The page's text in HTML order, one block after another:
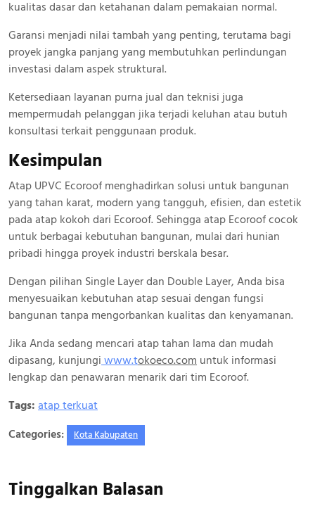
kualitas dasar dan ketahanan dalam pemakaian normal.
Garansi menjadi nilai tambah yang penting, terutama bagi
proyek jangka panjang yang membutuhkan perlindungan
investasi dalam aspek struktural.
Ketersediaan layanan purna jual dan teknisi juga
mempermudah pelanggan jika terjadi keluhan atau butuh
konsultasi terkait penggunaan produk.
Kesimpulan
Atap UPVC Ecoroof menghadirkan solusi untuk bangunan
yang tahan karat, modern yang tangguh, efisien, dan estetik
pada atap kokoh dari Ecoroof. Sehingga atap Ecoroof cocok
untuk berbagai kebutuhan bangunan, mulai dari hunian
pribadi hingga proyek industri berskala besar.
Dengan pilihan Single Layer dan Double Layer, Anda bisa
menyesuaikan kebutuhan atap sesuai dengan fungsi
bangunan tanpa mengorbankan kualitas dan kenyamanan.
Jika Anda sedang mencari atap tahan lama dan mudah
dipasang, kunjungi www.tokoeco.com untuk informasi
lengkap dan penawaran menarik dari tim Ecoroof.
Tags: atap terkuat
Categories:
Kota Kabupaten
Tinggalkan Balasan